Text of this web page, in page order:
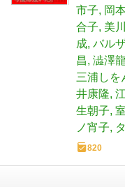
市子
岡
合子 美
成 バル
昌 澁澤
三浦しを
井康隆
生朝子
ノ宵子
820